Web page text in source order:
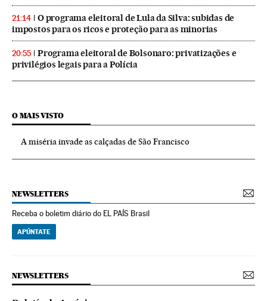
21:14
O programa eleitoral de Lula da Silva: subidas de
impostos para os ricos e proteção para as minorias
20:55
Programa eleitoral de Bolsonaro: privatizações e
privilégios legais para a Polícia
O MAIS VISTO
A miséria invade as calçadas de São Francisco
NEWSLETTERS
Receba o boletim diário do EL PAÍS Brasil
APÚNTATE
NEWSLETTERS